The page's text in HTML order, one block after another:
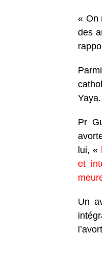
« On
des
Yaya.
Pr
lui, «
et
Un